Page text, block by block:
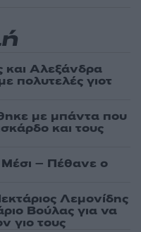
και Αλεξάνδρα
πολυτελές γιοτ
με μπάντα που
και τους
Μέσι – Πέθανε ο
Λεμονίδης
Βούλας για να
γιο τους